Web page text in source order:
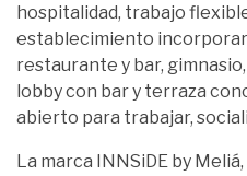
hospitalidad, trabajo
establecimiento
restaurante y bar,
lobby con bar y terraza
abierto para trabajar,
La marca INNSiDE by